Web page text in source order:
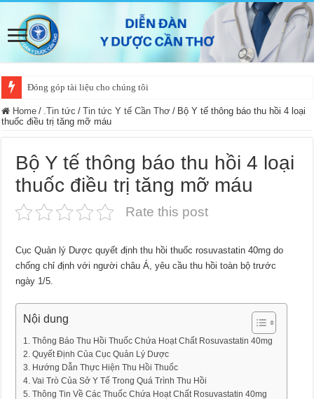
Đóng góp tài liệu cho chúng tôi
Home / .Tin tức / Tin tức Y tế Cần Thơ / Bộ Y tế thông báo thu hồi 4 loại
thuốc điều trị tăng mỡ máu
Bộ Y tế thông báo thu hồi 4 loại
thuốc điều trị tăng mỡ máu
Rate this post
Cục Quản lý Dược quyết định thu hồi thuốc rosuvastatin 40mg do
chống chỉ định với người châu Á, yêu cầu thu hồi toàn bộ trước
ngày 1/5.
Nội dung
Thông Báo Thu Hồi Thuốc Chứa Hoạt Chất Rosuvastatin 40mg
Quyết Định Của Cục Quản Lý Dược
Hướng Dẫn Thực Hiện Thu Hồi Thuốc
Vai Trò Của Sở Y Tế Trong Quá Trình Thu Hồi
Thông Tin Về Các Thuốc Chứa Hoạt Chất Rosuvastatin 40mg